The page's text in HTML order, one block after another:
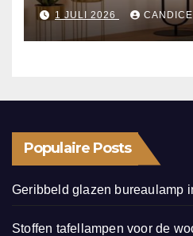
1 JULI 2026 CANDICE
Populaire Posts
Geribbeld glazen bureaulamp
Stoffen tafellampen voor de